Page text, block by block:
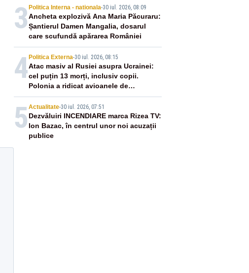
3 Politica Interna - nationala-30 iul. 2026, 08:09
Ancheta explozivă Ana Maria Păcuraru:
Șantierul Damen Mangalia, dosarul
care scufundă apărarea României
4 Politica Externa-30 iul. 2026, 08:15
Atac masiv al Rusiei asupra Ucrainei:
cel puțin 13 morți, inclusiv copii.
Polonia a ridicat avioanele de
vânătoare
5 Actualitate-30 iul. 2026, 07:51
Dezvăluiri INCENDIARE marca Rizea TV:
Ion Bazac, în centrul unor noi acuzații
publice